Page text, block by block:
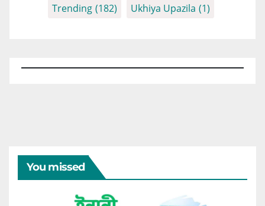
Trending (182) Ukhiya Upazila (1)
You missed